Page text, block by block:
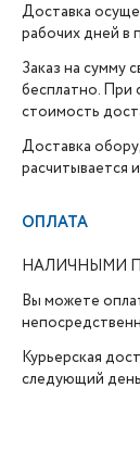
Доставка
рабочих дней в
Заказ на сумму
бесплатно. При
стоимость
Доставка
расчитывается
ОПЛАТА
НАЛИЧНЫМИ
Вы можете
Курьерская
следующий